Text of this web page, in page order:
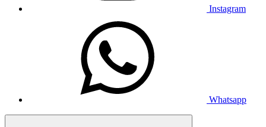
Instagram
Whatsapp